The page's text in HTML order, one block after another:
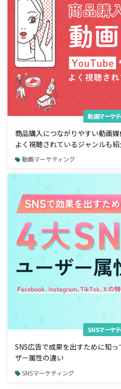
動画マーケ
商品購入につながりやすい動画
よく視聴されているジャンルも
動画マーケティング
SNSマーケ
SNS広告で成果を出すために知
ザー属性の違い
SNSマーケティング